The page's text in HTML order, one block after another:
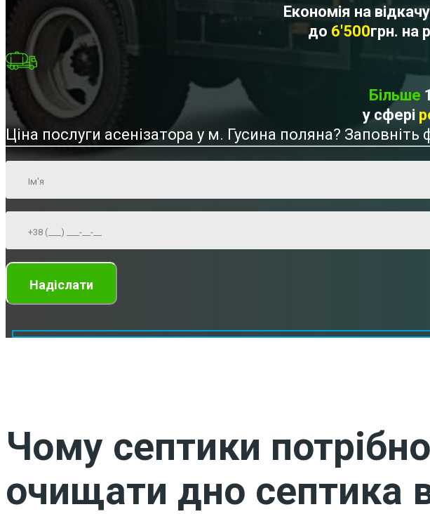
Економія на
до 6'500грн. на
Більше
у сфері
Ціна послуги асенізатора у м. Гусина поляна?
Чому септики
очищати дно септика